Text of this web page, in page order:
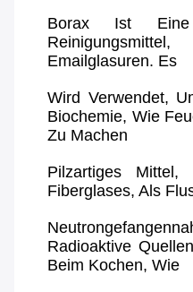
Borax Ist Eine
Emailglasuren. Es
Wird Verwendet,
Biochemie, Wie
Zu Machen
Pilzartiges
Fiberglases, Als
Radioaktive
Beim Kochen, Wie